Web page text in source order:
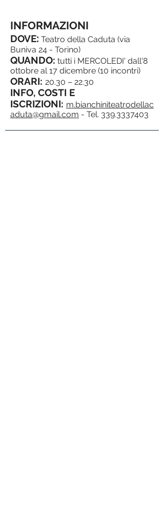
INFORMAZIONI
DOVE: Teatro della Caduta (via
Buniva 24 - Torino)
QUANDO: tutti i MERCOLEDI' dall'8
ottobre al 17 dicembre (10 incontri)
ORARI: 20.30 – 22.30
INFO, COSTI E
ISCRIZIONI: m.bianchiniteatrodellac
aduta@gmail.com - Tel. 339.3337403